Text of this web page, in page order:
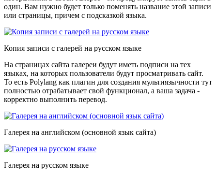
один. Вам нужно будет только поменять название этой записи
или страницы, причем с подсказкой языка.
Копия записи с галерей на русском языке
На страницах сайта галереи будут иметь подписи на тех
языках, на которых пользователи будут просматривать сайт.
То есть Polylang как плагин для создания мультиязычности тут
полностью отрабатывает свой функционал, а ваша задача -
корректно выполнить перевод.
Галерея на английском (основной язык сайта)
Галерея на русском языке